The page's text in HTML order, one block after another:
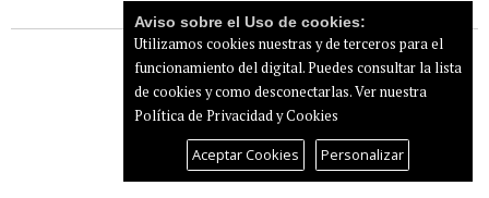
Aviso sobre el Uso de cookies:
Utilizamos cookies nuestras y de terceros para el
funcionamiento del digital. Puedes consultar la lista
de cookies y como desconectarlas.Ver nuestra
Política de Privacidad y Cookies
Aceptar Cookies Personalizar